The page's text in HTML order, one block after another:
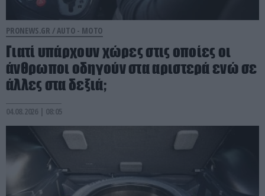
PRONEWS.GR / AUTO - MOTO
Γιατί υπάρχουν χώρες στις οποίες οι
άνθρωποι οδηγούν στα αριστερά ενώ σε
άλλες στα δεξιά;
04.08.2026 | 08:05